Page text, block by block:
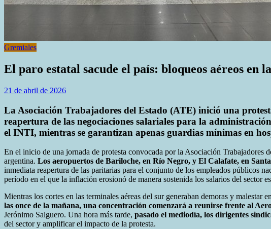
Gremiales
El paro estatal sacude el país: bloqueos aéreos
21 de abril de 2026
La Asociación Trabajadores del Estado (ATE) inició una
reapertura de las negociaciones salariales para la
el INTI, mientras se garantizan apenas guardias mínimas en
En el inicio de una jornada de protesta convocada por la Asociación Trabajadores
argentina. Los aeropuertos de Bariloche, en Río Negro, y El Calafate, en
inmediata reapertura de las paritarias para el conjunto de los empleados públicos
período en el que la inflación erosionó de manera sostenida los salarios del sector
Mientras los cortes en las terminales aéreas del sur generaban demoras y
las once de la mañana, una concentración comenzará a reunirse frente al
Jerónimo Salguero. Una hora más tarde, pasado el mediodía, los dirigentes
del sector y amplificar el impacto de la protesta.